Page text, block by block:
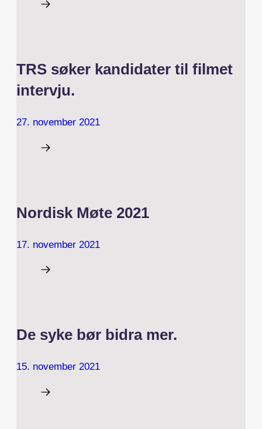
TRS søker kandidater til filmet
intervju.
27. november 2021
Nordisk Møte 2021
17. november 2021
De syke bør bidra mer.
15. november 2021